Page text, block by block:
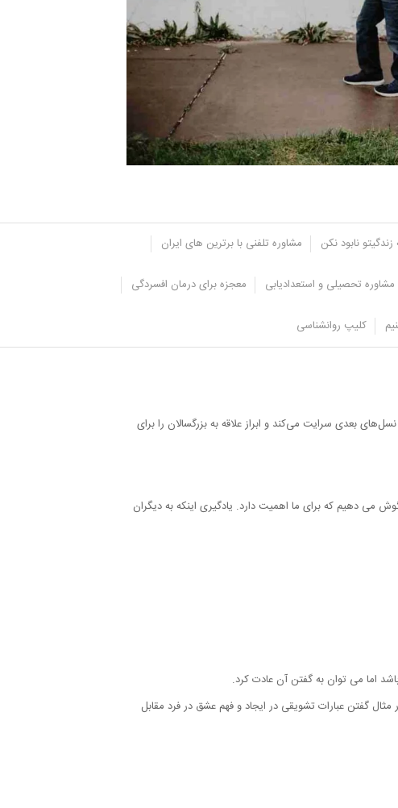
نابود نکن مشاوره تلفنی با برترین های ایران
مشاوره تحصیلی و استعدادیابی معجزه برای درمان افسردگی
کلیپ روانشناسی
بعدی سرایت می‌کند و ابراز علاقه به بزرگسالان را برای
می دهیم که برای ما اهمیت دارد. یادگیری اینکه به دیگران
اما می توان به گفتن آن عادت کرد.
گفتن عبارات تشویقی در ایجاد و فهم عشق در فرد مقابل